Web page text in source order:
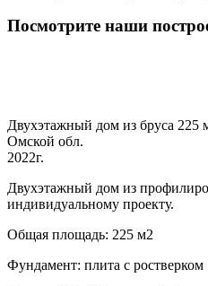
Посмотрите наши
Двухэтажный дом из бруса 225
Омской обл.
2022г.
Двухэтажный дом из
индивидуальному проекту.
Общая площадь: 225 м2
Фундамент: плита с ростверком